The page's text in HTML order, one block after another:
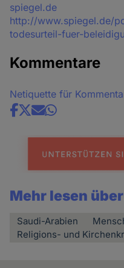
Quelle
spiegel.de
http://www.spiegel.de/
todesurteil-fuer-
Kommentare
Netiquette für
Share
news
Mehr lesen
Saudi-Arabien
Religions- und